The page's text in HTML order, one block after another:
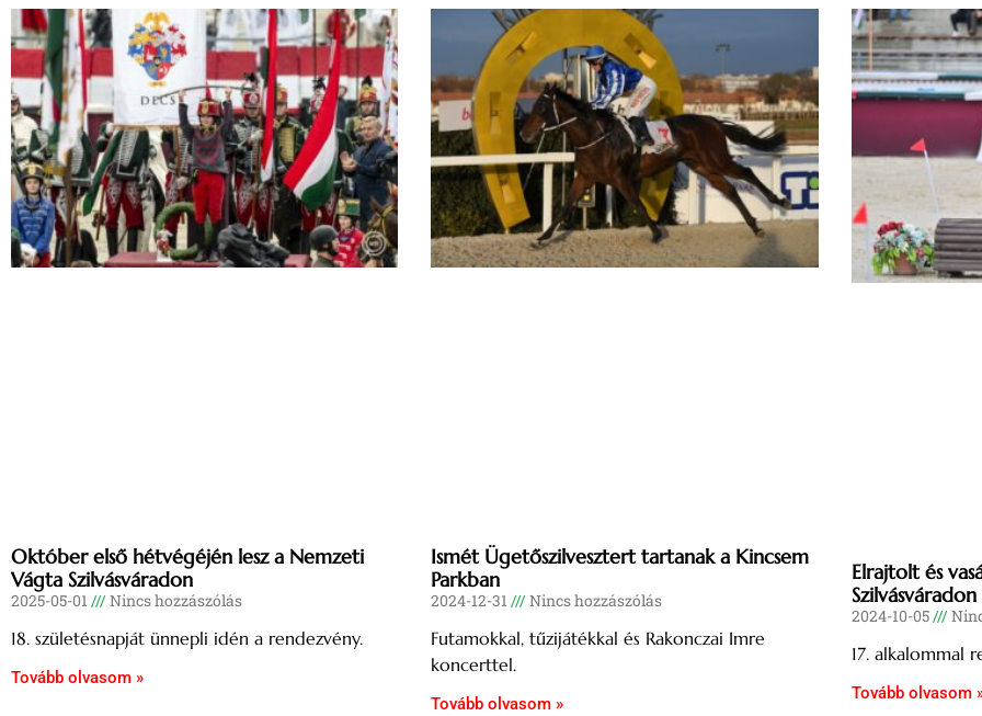
Október első hétvégéjén lesz a Nemzeti
Vágta Szilvásváradon
2025-05-01 Nincs hozzászólás
18. születésnapját ünnepli idén a rendezvény.
Tovább olvasom »
Ismét Ügetőszilvesztert tartanak a Kincsem
Parkban
2024-12-31 Nincs hozzászólás
Futamokkal, tűzijátékkal és Rakonczai Imre
koncerttel.
Tovább olvasom »
Elrajtolt és
Szilvásváradon
2024-10-05
17. alkalommal
Tovább olvasom